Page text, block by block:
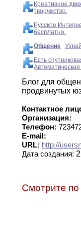
Креативное
творчество.
Русское
бесплатно.
Общение
Есть
Блог для
продвинутых
Контактное
Организация:
Телефон:
E-mail:
URL: http://
Дата создания:
Смотрите по